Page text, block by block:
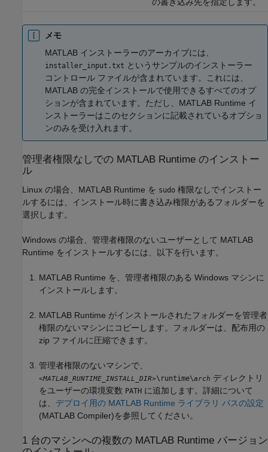
メモ
MATLAB インストーラーのアーカイブには、
installer_input.txt というサンプルのインストーラー
コントロール ファイルが含まれています。これには、
MATLAB の完全インストールで使用できるすべてのオプ
ションが含まれています。ただし、 MATLAB Runtime イ
ンストーラーはこのセクションに記載されているオプショ
ンのみを受け入れます。
管理者権限なしでの MATLAB Runtime のインストー
ル
Linux の場合、 MATLAB Runtime を sudo 権限なしでインストー
ルするには、インストール時に書き込み権限があるフォルダーを
選択します。
Windows の場合、管理者権限のないユーザーとして MATLAB
Runtime をインストールするには、以下を行います。
MATLAB Runtime を、管理者権限のある Windows マシンに
インストールします。
MATLAB Runtime がインストールされたフォルダーを管理者
権限のないマシンにコピーします。フォルダーは、配布用の
zip ファイルに圧縮できます。
管理者権限のないマシンで、
<MATLAB_RUNTIME_INSTALL_DIR>\runtime\arch ディレクトリ
をユーザーの環境変数 PATH に追加します。詳細について
は、 デプロイ用の MATLAB Runtime ライブラリ パスの設定
(MATLAB Compiler)を参照してください。
1 台のマシンへの複数の MATLAB Runtime バージョン